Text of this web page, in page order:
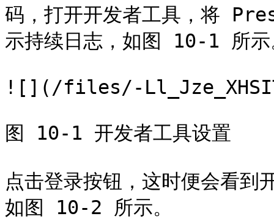
码，打开开发者工具，将
示持续日志，如图 10-1 所示
![](/files/-
图 10-1 开发者工具设置
点击登录按钮，这时便会看到
如图 10-2 所示。